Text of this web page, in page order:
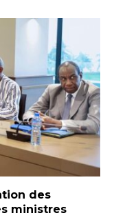
des
ministres